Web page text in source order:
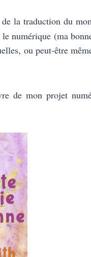
la traduction du
numérique (ma
ou peut-être
de mon projet